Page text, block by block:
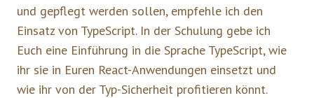
und gepflegt werden sollen, empfehle ich den
Einsatz von TypeScript. In der Schulung gebe ich
Euch eine Einführung in die Sprache TypeScript, wie
ihr sie in Euren React-Anwendungen einsetzt und
wie ihr von der Typ-Sicherheit profitieren könnt.